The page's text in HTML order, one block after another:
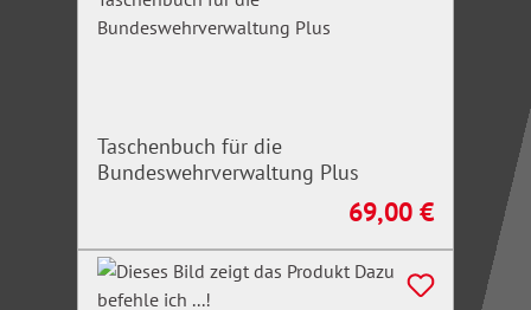
Taschenbuch für die
Bundeswehrverwaltung Plus
Regulärer Preis:
69,00 €